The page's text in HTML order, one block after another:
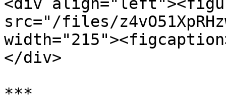
src="/files/
</div>